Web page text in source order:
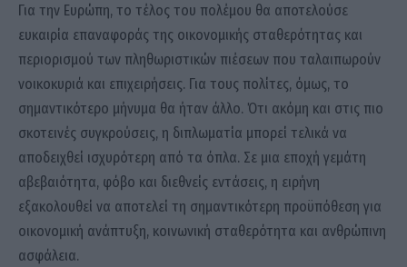
Για την Ευρώπη, το τέλος του πολέμου θα αποτελούσε
ευκαιρία επαναφοράς της οικονομικής σταθερότητας και
περιορισμού των πληθωριστικών πιέσεων που ταλαιπωρούν
νοικοκυριά και επιχειρήσεις. Για τους πολίτες, όμως, το
σημαντικότερο μήνυμα θα ήταν άλλο. Ότι ακόμη και στις πιο
σκοτεινές συγκρούσεις, η διπλωματία μπορεί τελικά να
αποδειχθεί ισχυρότερη από τα όπλα. Σε μια εποχή γεμάτη
αβεβαιότητα, φόβο και διεθνείς εντάσεις, η ειρήνη
εξακολουθεί να αποτελεί τη σημαντικότερη προϋπόθεση για
οικονομική ανάπτυξη, κοινωνική σταθερότητα και ανθρώπινη
ασφάλεια.